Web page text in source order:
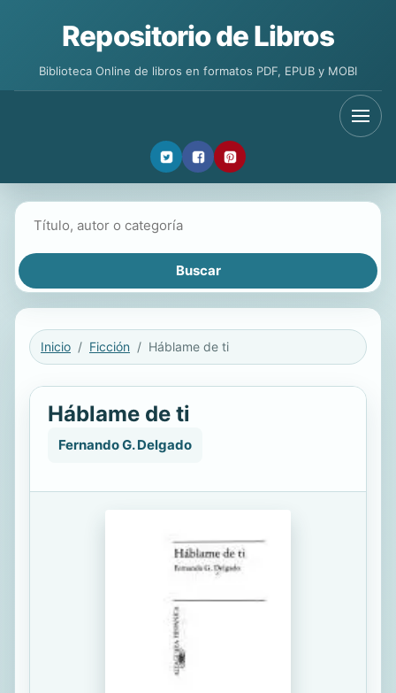
Repositorio de Libros
Biblioteca Online de libros en formatos PDF, EPUB y MOBI
Inicio Ficción Háblame de ti
Háblame de ti
Fernando G. Delgado